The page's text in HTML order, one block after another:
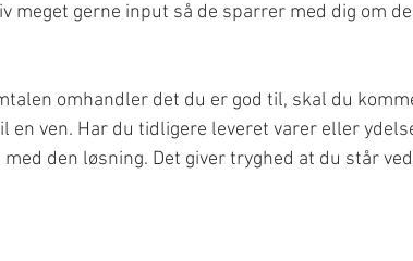
meget gerne input så de sparrer med dig om
omhandler det du er god til, skal du
en ven. Har du tidligere leveret varer eller
den løsning. Det giver tryghed at du står